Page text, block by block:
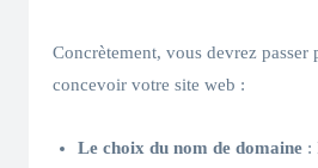
Concrètement, vous devrez passer
concevoir votre site web :
Le choix du nom de domaine :